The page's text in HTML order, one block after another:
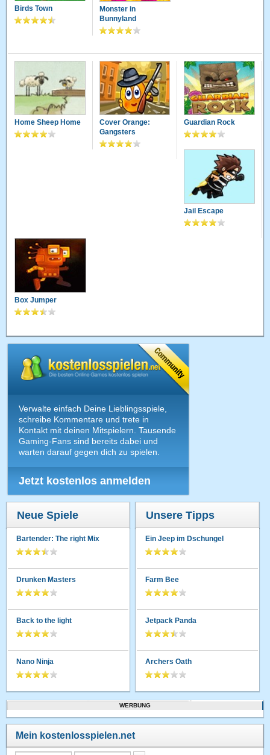
Birds Town
Monster in
Bunnyland
Home Sheep Home
Cover Orange:
Gangsters
Guardian Rock
Jail Escape
Box Jumper
Verwalte einfach Deine Lieblingsspiele,
schreibe Kommentare und trete in
Kontakt mit deinen Mitspielern. Tausende
Gaming-Fans sind bereits dabei und
warten darauf gegen dich zu spielen.
Jetzt kostenlos anmelden
Neue Spiele
Bartender: The right Mix
Drunken Masters
Back to the light
Nano Ninja
Unsere Tipps
Ein Jeep im Dschungel
Farm Bee
Jetpack Panda
Archers Oath
WERBUNG
Mein kostenlosspielen.net